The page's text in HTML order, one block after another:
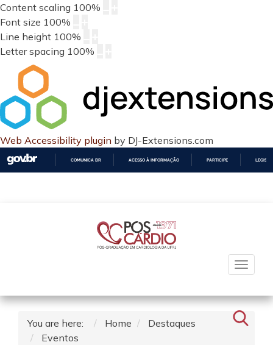
Content scaling 100%
Font size 100%
Line height 100%
Letter spacing 100%
Web Accessibility plugin by DJ-Extensions.com
COMUNICA BR ACESSO À INFORMAÇÃO PARTICIPE
Toggle
You are here: Home
Destaques
Eventos